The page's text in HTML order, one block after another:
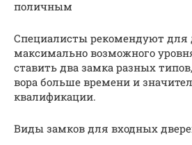
поличным
Специалисты рекомендуют для
максимально возможного
ставить два замка разных
вора больше времени и
квалификации.
Виды замков для входных